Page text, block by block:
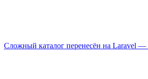
Сложный каталог перенесён на Laravel —